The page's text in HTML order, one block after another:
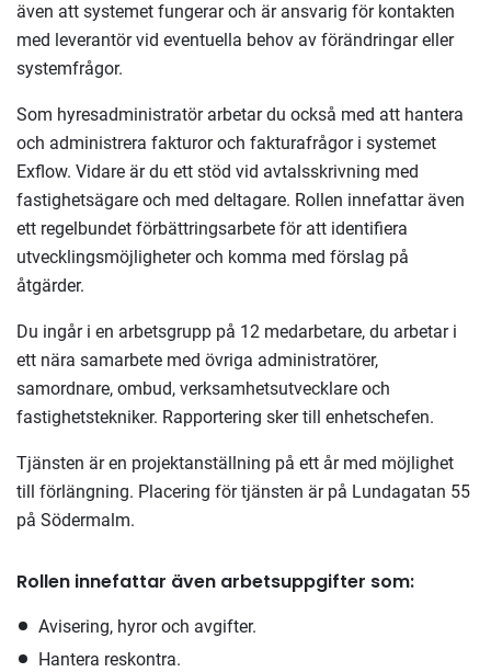
även att systemet fungerar och är ansvarig för kontakten
med leverantör vid eventuella behov av förändringar eller
systemfrågor.
Som hyresadministratör arbetar du också med att hantera
och administrera fakturor och fakturafrågor i systemet
Exflow. Vidare är du ett stöd vid avtalsskrivning med
fastighetsägare och med deltagare. Rollen innefattar även
ett regelbundet förbättringsarbete för att identifiera
utvecklingsmöjligheter och komma med förslag på
åtgärder.
Du ingår i en arbetsgrupp på 12 medarbetare, du arbetar i
ett nära samarbete med övriga administratörer,
samordnare, ombud, verksamhetsutvecklare och
fastighetstekniker. Rapportering sker till enhetschefen.
Tjänsten är en projektanställning på ett år med möjlighet
till förlängning. Placering för tjänsten är på Lundagatan 55
på Södermalm.
Rollen innefattar även arbetsuppgifter som:
Avisering, hyror och avgifter.
Hantera reskontra.